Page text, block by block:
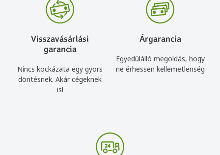
Visszavásárlási
garancia
Nincs kockázata egy gyors
döntésnek. Akár cégeknek
is!
Árgarancia
Egyedülálló megoldás, hogy
ne érhessen kellemetlenség